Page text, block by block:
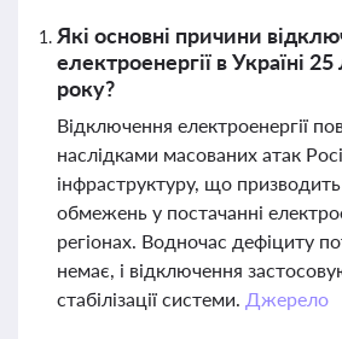
Які основні причини
електроенергії в Україні
року?
Відключення електроенергії
наслідками масованих атак
інфраструктуру, що
обмежень у постачанні
регіонах. Водночас дефіциту
немає, і відключення
стабілізації системи. Джерело